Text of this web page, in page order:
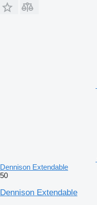
Dennison Extendable
50
Dennison Extendable